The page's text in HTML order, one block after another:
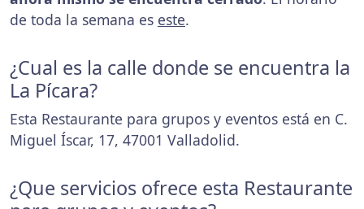
de toda la semana es este.
¿Cual es la calle donde se encuentra la
La Pícara?
Esta Restaurante para grupos y eventos está en C.
Miguel Íscar, 17, 47001 Valladolid.
¿Que servicios ofrece esta Restaurante